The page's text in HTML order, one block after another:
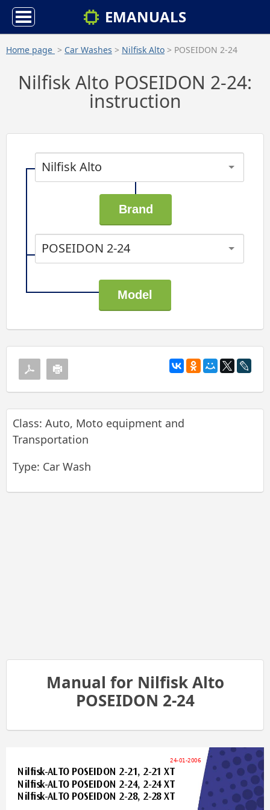
EMANUALS
Home page > Car Washes > Nilfisk Alto > POSEIDON 2-24
Nilfisk Alto POSEIDON 2-24:
instruction
Nilfisk Alto
POSEIDON 2-24
Class: Auto, Moto equipment and
Transportation
Type: Car Wash
Manual for Nilfisk Alto
POSEIDON 2-24
24-01-2006
Nilﬁsk-ALTO POSEIDON 2-21, 2-21 XT
Nilﬁsk-ALTO POSEIDON 2-24, 2-24 XT
Nilﬁsk-ALTO POSEIDON 2-28, 2-28 XT